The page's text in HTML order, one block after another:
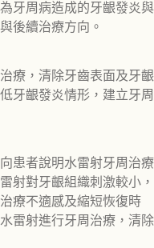
牙周病造成的牙齦發炎與
後續治療方向。
療，清除牙齒表面及牙齦
牙齦發炎情形，建立牙周
患者說明水雷射牙周治療
射對牙齦組織刺激較小，
療不適感及縮短恢復時
雷射進行牙周治療，清除